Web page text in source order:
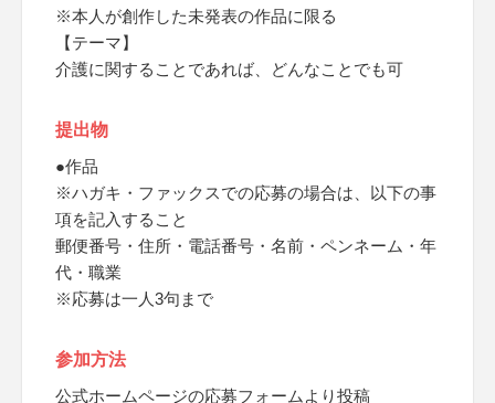
※本人が創作した未発表の作品に限る
【テーマ】
介護に関することであれば、どんなことでも可
提出物
●作品
※ハガキ・ファックスでの応募の場合は、以下の事
項を記入すること
郵便番号・住所・電話番号・名前・ペンネーム・年
代・職業
※応募は一人3句まで
参加方法
公式ホームページの応募フォームより投稿